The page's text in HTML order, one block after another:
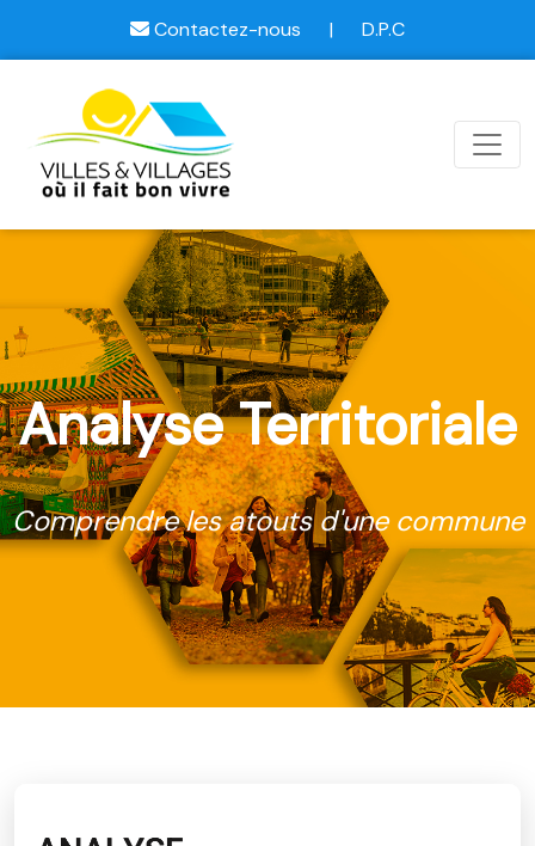
Contactez-nous | D.P.C
Analyse Territoriale
Comprendre les atouts d'une commune